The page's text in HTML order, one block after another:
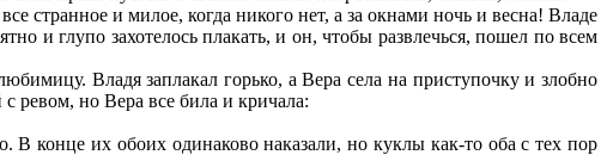
странное и милое, когда никого нет, а за окнами ночь и весна! Владе
и глупо захотелось плакать, и он, чтобы развлечься, пошел по всем
Владя заплакал горько, а Вера села на приступочку и злобно
ревом, но Вера все била и кричала:
В конце их обоих одинаково наказали, но куклы как-то оба с тех пор